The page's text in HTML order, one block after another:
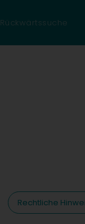
Rückwärtssuche
Rechtliche